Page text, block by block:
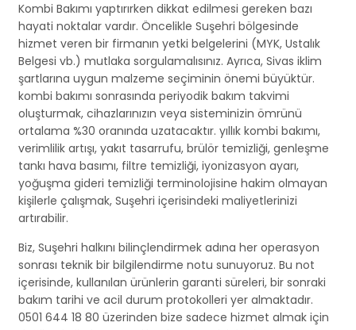
Kombi Bakımı yaptırırken dikkat edilmesi gereken bazı
hayati noktalar vardır. Öncelikle Suşehri bölgesinde
hizmet veren bir firmanın yetki belgelerini (MYK, Ustalık
Belgesi vb.) mutlaka sorgulamalısınız. Ayrıca, Sivas iklim
şartlarına uygun malzeme seçiminin önemi büyüktür.
kombi bakımı sonrasında periyodik bakım takvimi
oluşturmak, cihazlarınızın veya sisteminizin ömrünü
ortalama %30 oranında uzatacaktır. yıllık kombi bakımı,
verimlilik artışı, yakıt tasarrufu, brülör temizliği, genleşme
tankı hava basımı, filtre temizliği, iyonizasyon ayarı,
yoğuşma gideri temizliği terminolojisine hakim olmayan
kişilerle çalışmak, Suşehri içerisindeki maliyetlerinizi
artırabilir.
Biz, Suşehri halkını bilinçlendirmek adına her operasyon
sonrası teknik bir bilgilendirme notu sunuyoruz. Bu not
içerisinde, kullanılan ürünlerin garanti süreleri, bir sonraki
bakım tarihi ve acil durum protokolleri yer almaktadır.
0501 644 18 80 üzerinden bize sadece hizmet almak için